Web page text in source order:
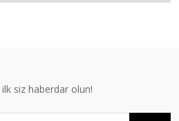
siz haberdar olun!